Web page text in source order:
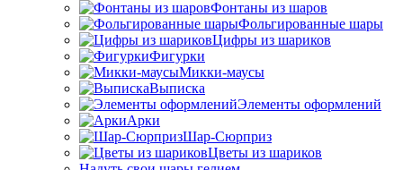
Фонтаны из шаров
Фольгированные шары
Цифры из шариков
Фигурки
Микки-маусы
Выписка
Элементы оформлений
Арки
Шар-Сюрприз
Цветы из шариков